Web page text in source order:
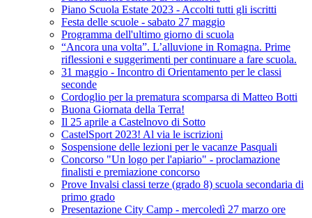
Piano Scuola Estate 2023 - Accolti tutti gli iscritti
Festa delle scuole - sabato 27 maggio
Programma dell'ultimo giorno di scuola
“Ancora una volta”. L’alluvione in Romagna. Prime
riflessioni e suggerimenti per continuare a fare scuola.
31 maggio - Incontro di Orientamento per le classi
seconde
Cordoglio per la prematura scomparsa di Matteo Botti
Buona Giornata della Terra!
Il 25 aprile a Castelnovo di Sotto
CastelSport 2023! Al via le iscrizioni
Sospensione delle lezioni per le vacanze Pasquali
Concorso "Un logo per l'apiario" - proclamazione
finalisti e premiazione concorso
Prove Invalsi classi terze (grado 8) scuola secondaria di
primo grado
Presentazione City Camp - mercoledì 27 marzo ore